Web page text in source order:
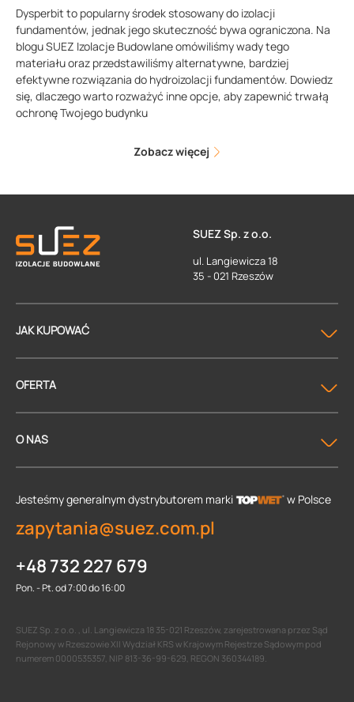
Dysperbit to popularny środek stosowany do izolacji
fundamentów, jednak jego skuteczność bywa ograniczona. Na
blogu SUEZ Izolacje Budowlane omówiliśmy wady tego
materiału oraz przedstawiliśmy alternatywne, bardziej
efektywne rozwiązania do hydroizolacji fundamentów. Dowiedz
się, dlaczego warto rozważyć inne opcje, aby zapewnić trwałą
ochronę Twojego budynku
Zobacz więcej
SUEZ Sp. z o.o.
ul. Langiewicza 18
35 - 021 Rzeszów
JAK KUPOWAĆ
OFERTA
O NAS
Jesteśmy generalnym dystrybutorem marki w Polsce
zapytania@suez.com.pl
+48 732 227 679
Pon. - Pt. od 7:00 do 16:00
SUEZ Sp. z o.o. , ul. Langiewicza 18 35-021 Rzeszów, zarejestrowana przez Sąd
Rejonowy w Rzeszowie XII Wydział KRS w Krajowym Rejestrze Sądowym pod
numerem 0000535357, NIP 813-36-99-629, REGON 360344189.